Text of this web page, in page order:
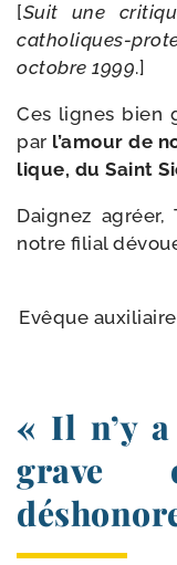
[Suit une
catholiques-​
octobre 1999.]
Ces lignes bien
par l’a­mour de
lique, du Saint
Daignez agréer,
notre filial
Evêque
« Il n’y
grave